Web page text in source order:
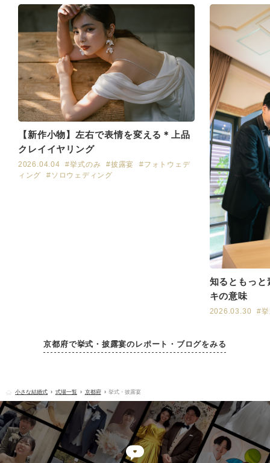
京都府で挙式・披露宴のレポート・ブログをみる
【新作小物】左右で表情を変える＊上品
クレイイヤリング
2026.04.04 #挙式のみ #披露宴
#フォトウェデ
ィング
#ソロウェディング
知るともっ
キの意味
2026.03.30 #
小さな結婚式 式場一覧 京都府 挙式・披露宴